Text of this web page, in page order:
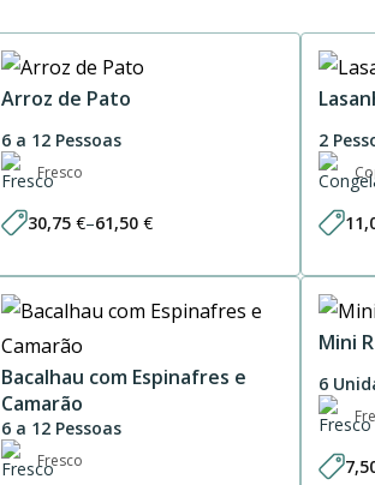
Arroz de Pato
6 a 12 Pessoas
Fresco
30,75 €–61,50 €
Price
30,75 €
61,50 €
2
Bacalhau com Espinafres e
Camarão
6 a 12 Pessoas
Fresco
Mini
6